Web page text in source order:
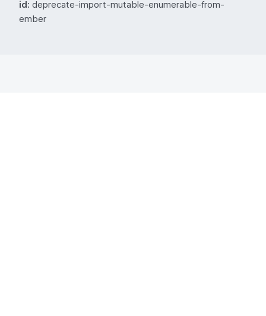
id: deprecate-import-mutable-enumerable-from-
ember